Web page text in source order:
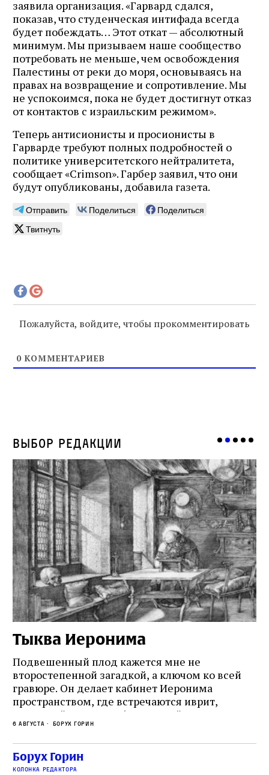
заявила организация. «Гарвард сдался,
показав, что студенческая интифада всегда
будет побеждать… Этот откат — абсолютный
минимум. Мы призываем наше сообщество
потребовать не меньше, чем освобождения
Палестины от реки до моря, основываясь на
правах на возвращение и сопротивление. Мы
не успокоимся, пока не будет достигнут отказ
от контактов с израильским режимом».
Теперь антисионисты и просионисты в
Гарварде требуют полных подробностей о
политике университетского нейтралитета,
сообщает «Crimson». Гарбер заявил, что они
будут опубликованы, добавила газета.
Отправить Поделиться
Поделиться
Твитнуть
Пожалуйста, войдите, чтобы прокомментировать
0 КОММЕНТАРИЕВ
Выбор редакции
Тыква Иеронима
Подвешенный плод кажется мне не
второстепенной загадкой, а ключом ко всей
гравюре. Он делает кабинет Иеронима
пространством, где встречаются иврит,
греческий и латынь; буквальный смысл и
церковная традиция; филологическая
точность и понятность; переводчик,
убеждённый в необходимости исправления, и
читатель, воспринимающий исправление как
6 августа Борух Горин
Борух Горин
колонка редактора